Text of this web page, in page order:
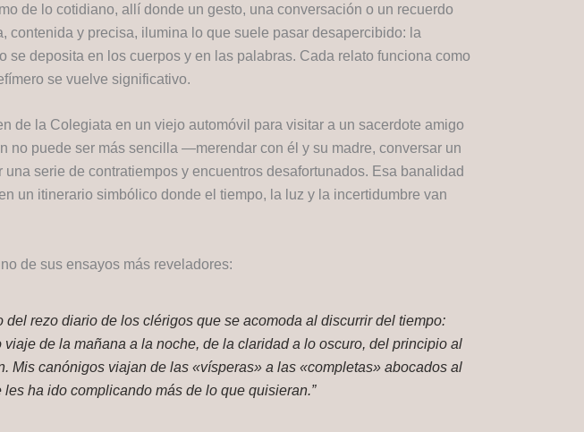
de lo cotidiano, allí donde un gesto, una conversación o un recuerdo
y precisa, ilumina lo que suele pasar desapercibido: la
deposita en los cuerpos y en las palabras. Cada relato funciona como
se vuelve significativo.
de la Colegiata en un viejo automóvil para visitar a un sacerdote amigo
puede ser más sencilla —merendar con él y su madre, conversar un
serie de contratiempos y encuentros desafortunados. Esa banalidad
un itinerario simbólico donde el tiempo, la luz y la incertidumbre van
de sus ensayos más reveladores:
rezo diario de los clérigos que se acomoda al discurrir del tiempo:
de la mañana a la noche, de la claridad a lo oscuro, del principio al
Mis canónigos viajan de las «vísperas» a las «completas» abocados al
ha ido complicando más de lo que quisieran.”